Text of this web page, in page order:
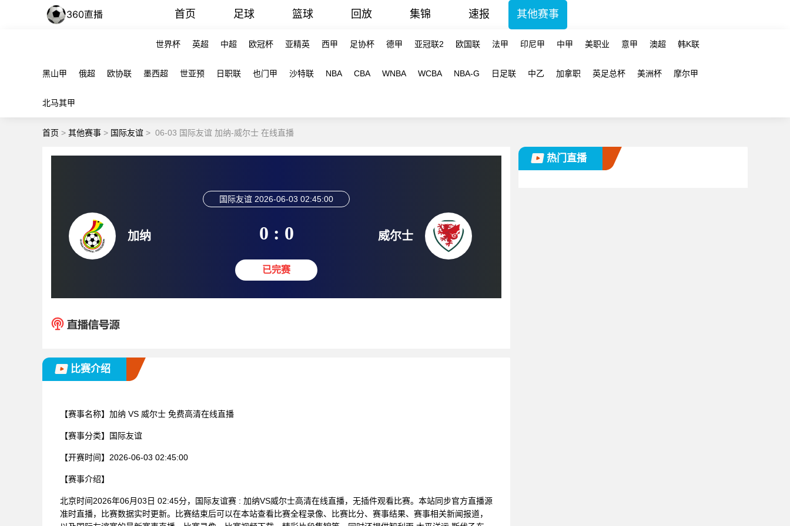
首页 足球 篮球 回放 集锦 速报 其他赛事
世界杯 英超 中超 欧冠杯 亚精英 西甲 足协杯 德甲 亚冠联2 欧国联 法甲 印尼甲 中甲 美职业 意甲 澳超 韩K联
黑山甲 俄超 欧协联 墨西超 世亚预 日职联 也门甲 沙特联 NBA CBA WNBA WCBA NBA-G 日足联 中乙 加拿职 英足总杯 美洲杯 摩尔甲
北马其甲
首页 > 其他赛事 > 国际友谊 > 06-03 国际友谊 加纳-威尔士 在线直播
加纳
国际友谊 2026-06-03 02:45:00
0 : 0
已完赛
威尔士
比赛介绍
【赛事名称】 加纳 VS 威尔士 免费高清在线直播
【赛事分类】 国际友谊
【开赛时间】 2026-06-03 02:45:00
【赛事介绍】
北京时间2026年06月03日 02:45分，国际友谊赛 : 加纳VS威尔士高清在线直播，无插件观看比赛。本站同步官方直播源
准时直播，比赛数据实时更新。比赛结束后可以在本站查看比赛全程录像、比赛比分、赛事结果、赛事相关新闻报道，
热门直播